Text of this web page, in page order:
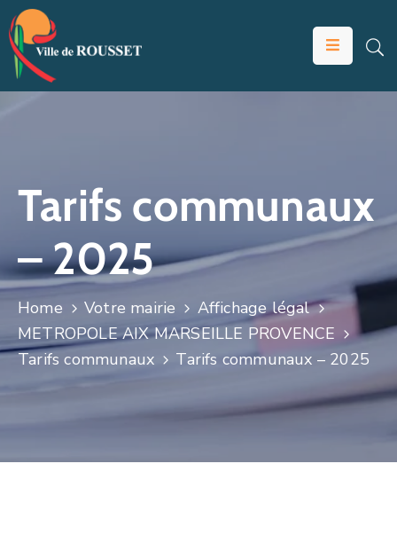
VOTRE
ÉDUCATION
JEUNESSE
SOLIDARITÉS
ÉCONOMIE
ANIMATION
SPORTS
Tarifs communaux
– 2025
Home Votre mairie
Affichage légal
METROPOLE AIX MARSEILLE PROVENCE
Tarifs communaux
Tarifs communaux – 2025